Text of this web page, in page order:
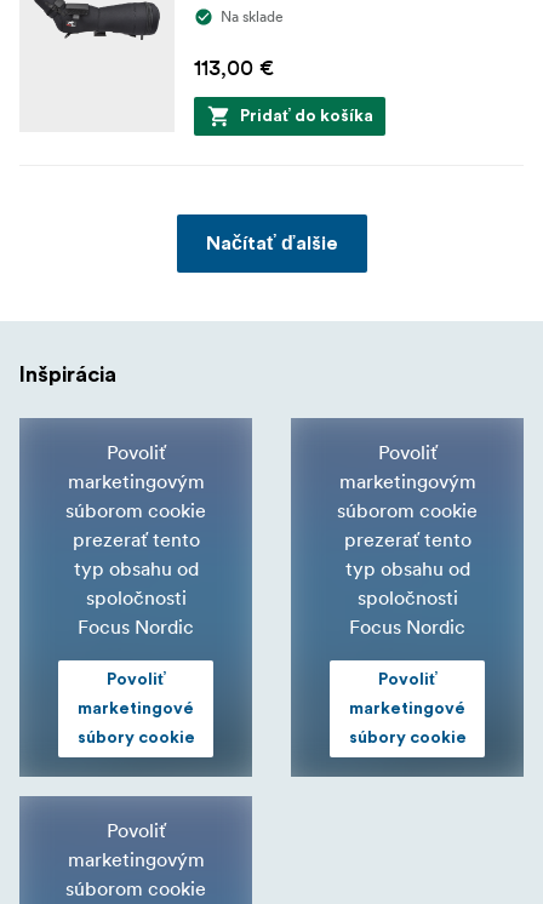
Na sklade
113,00 €
Pridať do košíka
Načítať ďalšie
Inšpirácia
Povoliť
marketingovým
súborom cookie
prezerať tento
typ obsahu od
spoločnosti
Focus Nordic
Povoliť
marketingové
súbory cookie
Povoliť
marketingovým
súborom cookie
Povoliť
marketingovým
súborom cookie
prezerať tento
typ obsahu od
spoločnosti
Focus Nordic
Povoliť
marketingové
súbory cookie